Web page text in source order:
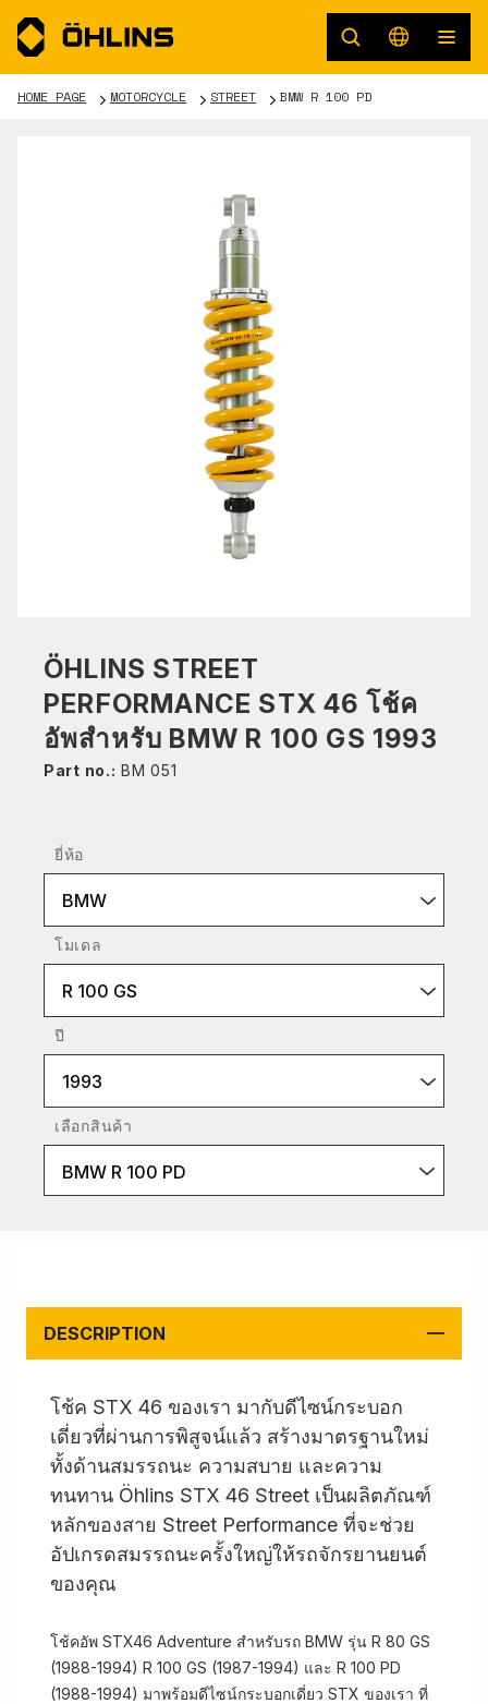
HOME PAGE MOTORCYCLE STREET BMW R 100 PD
ÖHLINS STREET
PERFORMANCE STX 46 โช้ค
อัพสำหรับ BMW R 100 GS 1993
Part no.: BM 051
ยี่ห้อ
BMW
โมเดล
R 100 GS
ปี
1993
เลือกสินค้า
BMW R 100 PD
DESCRIPTION
โช้ค STX 46 ของเรา มากับดีไซน์กระบอก
เดี่ยวที่ผ่านการพิสูจน์แล้ว สร้างมาตรฐานใหม่
ทั้งด้านสมรรถนะ ความสบาย และความ
ทนทาน Öhlins STX 46 Street เป็นผลิตภัณฑ์
หลักของสาย Street Performance ที่จะช่วย
อัปเกรดสมรรถนะครั้งใหญ่ให้รถจักรยานยนต์
ของคุณ
โช้คอัพ STX46 Adventure สำหรับรถ BMW รุ่น R 80 GS
(1988-1994) R 100 GS (1987-1994) และ R 100 PD
(1988-1994) มาพร้อมดีไซน์กระบอกเดี่ยว STX ของเรา ที่